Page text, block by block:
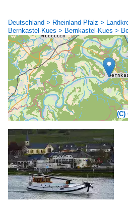
Deutschland > Rheinland-Pfalz >
Bernkastel-Kues > Bernkastel-Kues >
(C)